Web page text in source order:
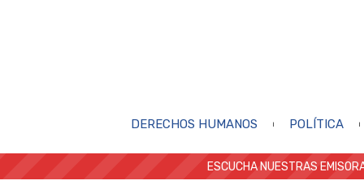
DERECHOS HUMANOS POLÍTICA
ESCUCHA NUESTRAS